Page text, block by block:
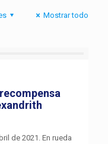
Mostrar todo
de 2021. En rueda